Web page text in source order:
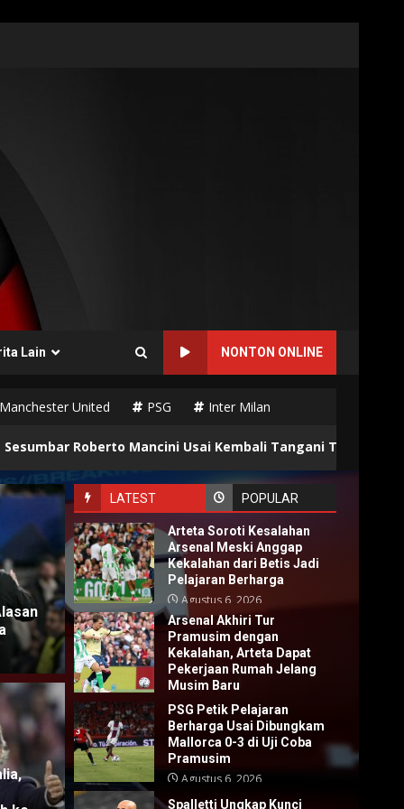
Lain NONTON ONLINE
Manchester United PSG Inter Milan
Mancini Usai Kembali Tangani Timnas Italia
Juventus Buat Chelsea
LATEST POPULAR
Arteta Soroti Kesalahan
Arsenal Meski Anggap
Kekalahan dari Betis Jadi
Pelajaran Berharga
Agustus 6, 2026
Arsenal Akhiri Tur
Pramusim dengan
Kekalahan, Arteta Dapat
Pekerjaan Rumah Jelang
Musim Baru
Agustus 6, 2026
PSG Petik Pelajaran
Berharga Usai Dibungkam
Mallorca 0-3 di Uji Coba
Pramusim
Agustus 6, 2026
Spalletti Ungkap Kunci